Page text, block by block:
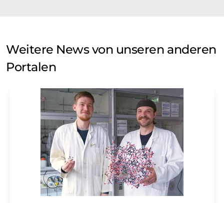
Weitere News von unseren anderen
Portalen